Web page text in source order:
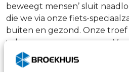
beweegt mensen’ sluit
die we via onze fiets-
buiten en gezond. Onze troef
vakvrouwen en -mannen.
productaanboden
situatie van de klant. Van